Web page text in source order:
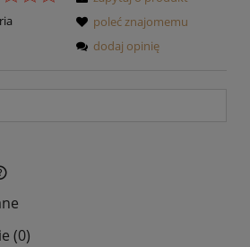
poleć znajomemu
dodaj opinię
kosztów płatności
(0)